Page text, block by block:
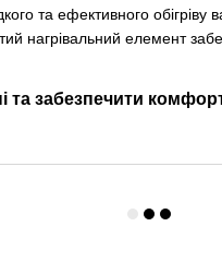
та ефективного
нагрівальний елемент
та забезпечити